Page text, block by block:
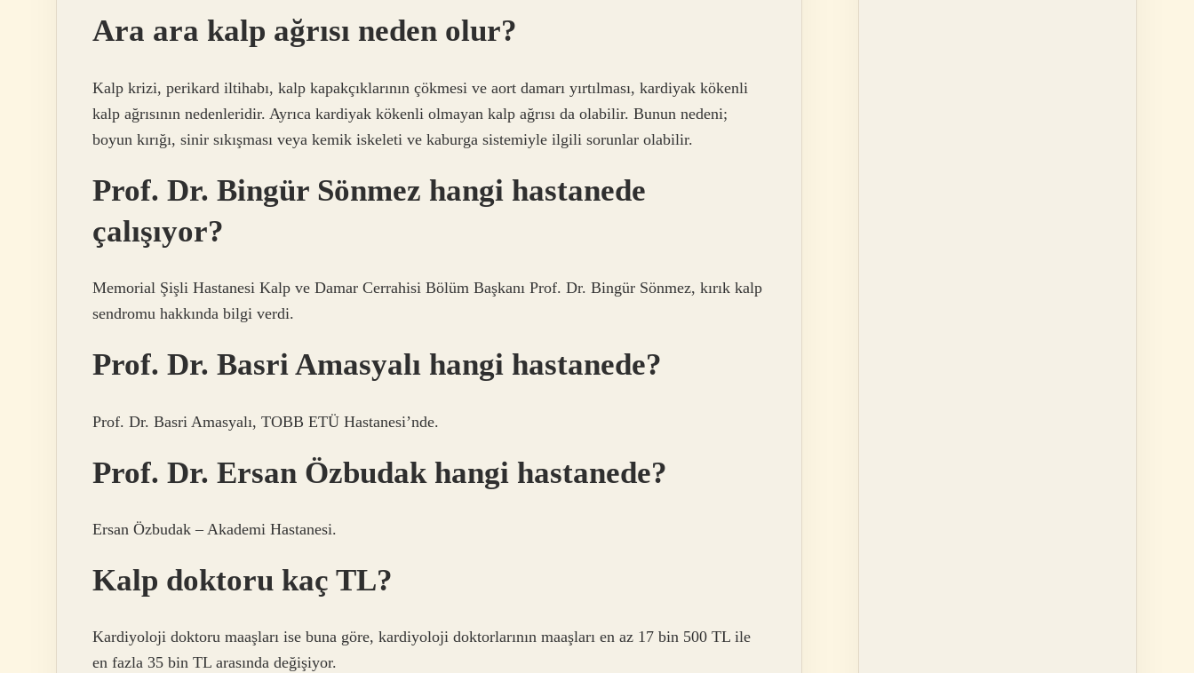
Ara ara kalp ağrısı neden olur?
Kalp krizi, perikard iltihabı, kalp kapakçıklarının çökmesi ve aort damarı yırtılması, kardiyak kökenli
kalp ağrısının nedenleridir. Ayrıca kardiyak kökenli olmayan kalp ağrısı da olabilir. Bunun nedeni;
boyun kırığı, sinir sıkışması veya kemik iskeleti ve kaburga sistemiyle ilgili sorunlar olabilir.
Prof. Dr. Bingür Sönmez hangi hastanede
çalışıyor?
Memorial Şişli Hastanesi Kalp ve Damar Cerrahisi Bölüm Başkanı Prof. Dr. Bingür Sönmez, kırık kalp
sendromu hakkında bilgi verdi.
Prof. Dr. Basri Amasyalı hangi hastanede?
Prof. Dr. Basri Amasyalı, TOBB ETÜ Hastanesi’nde.
Prof. Dr. Ersan Özbudak hangi hastanede?
Ersan Özbudak – Akademi Hastanesi.
Kalp doktoru kaç TL?
Kardiyoloji doktoru maaşları ise buna göre, kardiyoloji doktorlarının maaşları en az 17 bin 500 TL ile
en fazla 35 bin TL arasında değişiyor.